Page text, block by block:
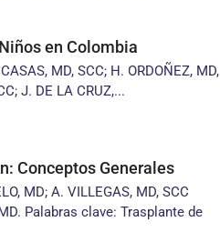
en Colombia
MD, SCC; H. ORDOÑEZ, MD,
J. DE LA CRUZ,...
Conceptos Generales
MD; A. VILLEGAS, MD, SCC
Palabras clave: Trasplante de